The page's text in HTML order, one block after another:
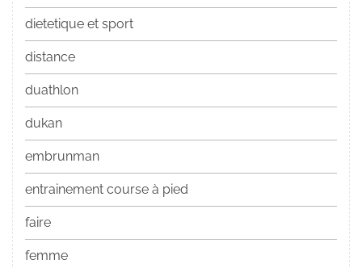
dietetique et sport
distance
duathlon
dukan
embrunman
entrainement course à pied
faire
femme